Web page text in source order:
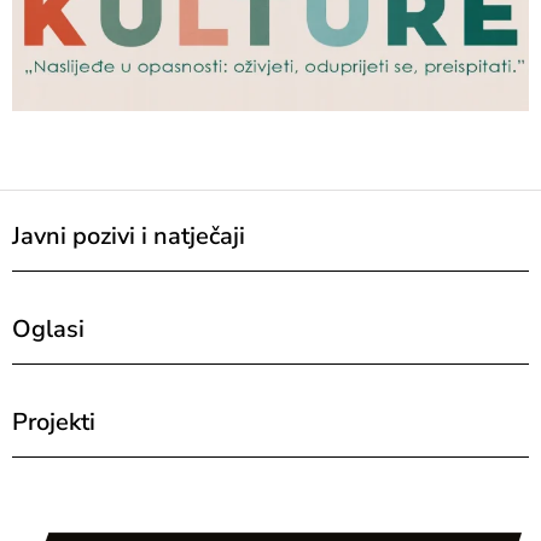
Javni pozivi i natječaji
Oglasi
Projekti